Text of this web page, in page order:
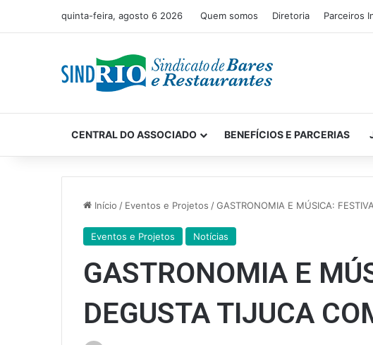
quinta-feira, agosto 6 2026 Quem somos Diretoria Parceiros
CENTRAL DO ASSOCIADO BENEFÍCIOS E PARCERIAS
Início / Eventos e Projetos /GASTRONOMIA E MÚSICA:
Eventos e Projetos Notícias
GASTRONOMIA E
DEGUSTA TIJUCA